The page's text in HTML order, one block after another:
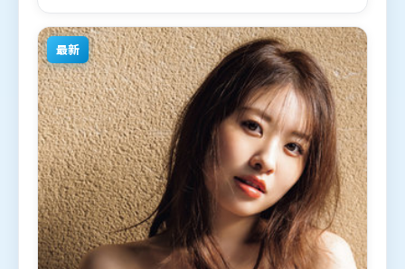
合喜欢冒险题材的观众观看。
最新